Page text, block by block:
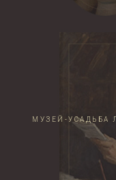
МУЗЕЙ-УСАДЬБА